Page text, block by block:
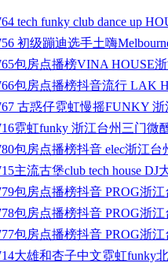
tech funky club dance up
初级蹦迪选手土嗨
包房点播榜VINA HOUSE
包房点播榜抖音流行 LAK
古惑仔霓虹慢摇FUNKY
霓虹funky 浙江台州三门微
包房点播榜抖音 elec浙江
主流古堡club tech house
包房点播榜抖音 PROG浙
包房点播榜抖音 PROG浙
包房点播榜抖音 PROG浙
大雄和杏子中文霓虹funky